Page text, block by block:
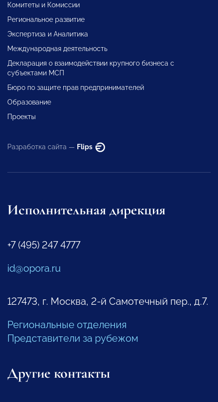
Комитеты и Комиссии
Региональное развитие
Экспертиза и Аналитика
Международная деятельность
Декларация о взаимодействии крупного бизнеса с
субъектами МСП
Бюро по защите прав предпринимателей
Образование
Проекты
Разработка сайта — Flips
Исполнительная дирекция
+7 (495) 247 4777
id@opora.ru
127473, г. Москва, 2-й Самотечный пер., д.7.
Региональные отделения
Представители за рубежом
Другие контакты